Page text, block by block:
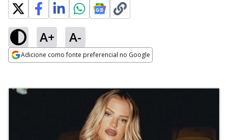
A+ A-
Adicione como fonte preferencial no Google